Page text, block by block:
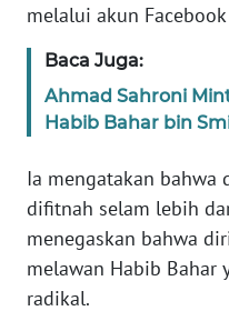
melalui akun
Baca Juga:
Ahmad Sahroni
Habib Bahar bin
Ia mengatakan bahwa
difitnah selam lebih
menegaskan bahwa
melawan Habib Bahar
radikal.
IKLAN
TENTANG
PEDOMAN
SIBER
REDAKSI